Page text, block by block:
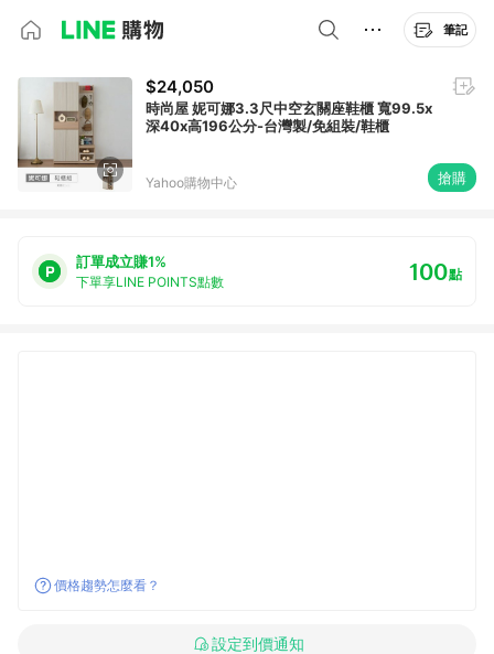
筆記
$24,050
時尚屋 妮可娜3.3尺中空玄關座鞋櫃 寬99.5x
深40x高196公分-台灣製/免組裝/鞋櫃
Yahoo購物中心 搶購
訂單成立賺1%
下單享LINE POINTS點數 100點
價格趨勢怎麼看？
設定到價通知